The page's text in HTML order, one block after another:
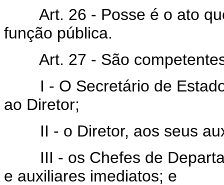
Art. 26 - Posse é o ato
função pública.
Art. 27 - São competentes
I - O Secretário de Estado
ao Diretor;
II - o Diretor, aos seus
III - os Chefes de
e auxiliares imediatos; e